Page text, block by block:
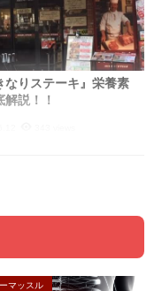
なりステーキ』栄養素
解説！！
マッスル